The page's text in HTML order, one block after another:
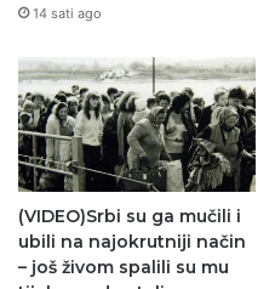
14 sati ago
(VIDEO)Srbi su ga mučili i
ubili na najokrutniji način
– još živom spalili su mu